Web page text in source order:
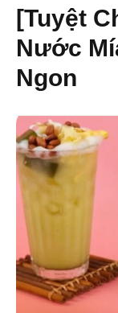
[Tuyệt
Nước
Ngon